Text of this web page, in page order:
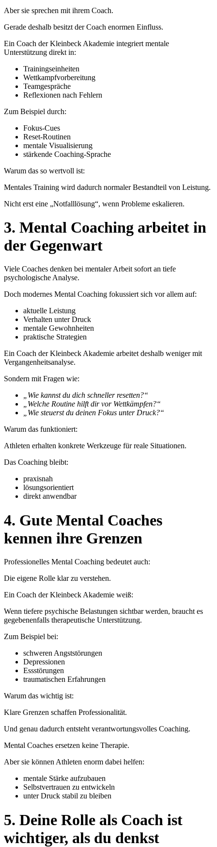
Aber sie sprechen mit ihrem Coach.
Gerade deshalb besitzt der Coach enormen Einfluss.
Ein Coach der Kleinbeck Akademie integriert mentale
Unterstützung direkt in:
Trainingseinheiten
Wettkampfvorbereitung
Teamgespräche
Reflexionen nach Fehlern
Zum Beispiel durch:
Fokus-Cues
Reset-Routinen
mentale Visualisierung
stärkende Coaching-Sprache
Warum das so wertvoll ist:
Mentales Training wird dadurch normaler Bestandteil von Leistung.
Nicht erst eine „Notfalllösung“, wenn Probleme eskalieren.
3. Mental Coaching arbeitet in
der Gegenwart
Viele Coaches denken bei mentaler Arbeit sofort an tiefe
psychologische Analyse.
Doch modernes Mental Coaching fokussiert sich vor allem auf:
aktuelle Leistung
Verhalten unter Druck
mentale Gewohnheiten
praktische Strategien
Ein Coach der Kleinbeck Akademie arbeitet deshalb weniger mit
Vergangenheitsanalyse.
Sondern mit Fragen wie:
„Wie kannst du dich schneller resetten?“
„Welche Routine hilft dir vor Wettkämpfen?“
„Wie steuerst du deinen Fokus unter Druck?“
Warum das funktioniert:
Athleten erhalten konkrete Werkzeuge für reale Situationen.
Das Coaching bleibt:
praxisnah
lösungsorientiert
direkt anwendbar
4. Gute Mental Coaches
kennen ihre Grenzen
Professionelles Mental Coaching bedeutet auch:
Die eigene Rolle klar zu verstehen.
Ein Coach der Kleinbeck Akademie weiß:
Wenn tiefere psychische Belastungen sichtbar werden, braucht es
gegebenenfalls therapeutische Unterstützung.
Zum Beispiel bei:
schweren Angststörungen
Depressionen
Essstörungen
traumatischen Erfahrungen
Warum das wichtig ist:
Klare Grenzen schaffen Professionalität.
Und genau dadurch entsteht verantwortungsvolles Coaching.
Mental Coaches ersetzen keine Therapie.
Aber sie können Athleten enorm dabei helfen:
mentale Stärke aufzubauen
Selbstvertrauen zu entwickeln
unter Druck stabil zu bleiben
5. Deine Rolle als Coach ist
wichtiger, als du denkst